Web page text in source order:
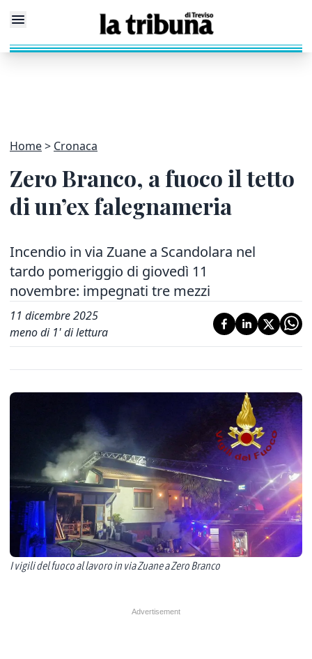
Home Cronaca
Zero Branco, a fuoco il tetto
di un’ex falegnameria
Incendio in via Zuane a Scandolara nel
tardo pomeriggio di giovedì 11
novembre: impegnati tre mezzi
11 dicembre 2025
meno di 1' di lettura
I vigili del fuoco al lavoro in via Zuane a Zero Branco